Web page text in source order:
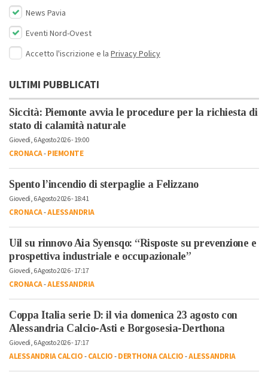
News Pavia
Eventi Nord-Ovest
Accetto l'iscrizione e la Privacy Policy
ULTIMI PUBBLICATI
Siccità: Piemonte avvia le procedure per la richiesta di
stato di calamità naturale
Giovedì, 6 Agosto 2026 - 19:00
CRONACA-PIEMONTE
Spento l’incendio di sterpaglie a Felizzano
Giovedì, 6 Agosto 2026 - 18:41
CRONACA-ALESSANDRIA
Uil su rinnovo Aia Syensqo: “Risposte su prevenzione e
prospettiva industriale e occupazionale”
Giovedì, 6 Agosto 2026 - 17:17
CRONACA-ALESSANDRIA
Coppa Italia serie D: il via domenica 23 agosto con
Alessandria Calcio-Asti e Borgosesia-Derthona
Giovedì, 6 Agosto 2026 - 17:17
ALESSANDRIA CALCIO-CALCIO-DERTHONA CALCIO-ALESSANDRIA